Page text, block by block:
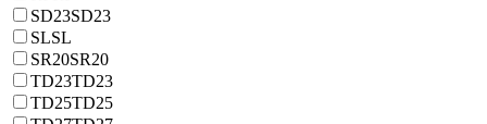
SD23SD23
SLSL
SR20SR20
TD23TD23
TD25TD25